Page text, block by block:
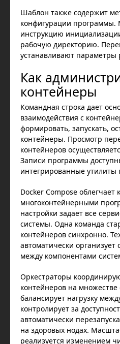
Шаблон также содержит
конфигурации программы.
инструкцию
рабочую директорию.
устанавливают параметры
Как
контейнеры
Командная строка дает
взаимодействия с
формировать, запускать,
контейнеры. Просмотр
контейнеров
Записи программы
интегрированные утилиты
Docker Compose облегчает
многоконтейнерными
настройки задает все
системы. Одна команда
контейнеров синхронно.
автоматически организует
между компонентами
Оркестраторы
контейнеров на
балансирует нагрузку
контролирует за
автоматически
на здоровых нодах.
реализуется изменением